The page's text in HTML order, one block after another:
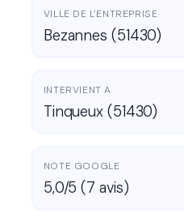
VILLE DE L'ENTREPRISE
Bezannes (51430)
INTERVIENT A
Tinqueux (51430)
NOTE GOOGLE
5,0/5 (7 avis)